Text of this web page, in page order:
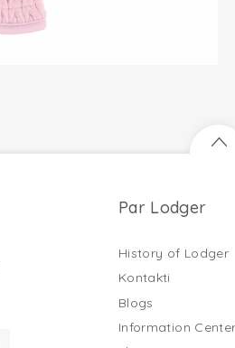
Par Lodger
History of Lodger
Kontakti
Blogs
Information Center